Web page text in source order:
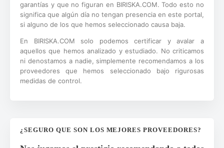
garantías y que no figuran en BIRISKA.COM. Todo esto no
significa que algún día no tengan presencia en este portal,
si alguno de los que hemos seleccionado causa baja.
En BIRISKA.COM solo podemos certificar y avalar a
aquellos que hemos analizado y estudiado. No criticamos
ni denostamos a nadie, simplemente recomendamos a los
proveedores que hemos seleccionado bajo rigurosas
medidas de control.
¿SEGURO QUE SON LOS MEJORES PROVEEDORES?